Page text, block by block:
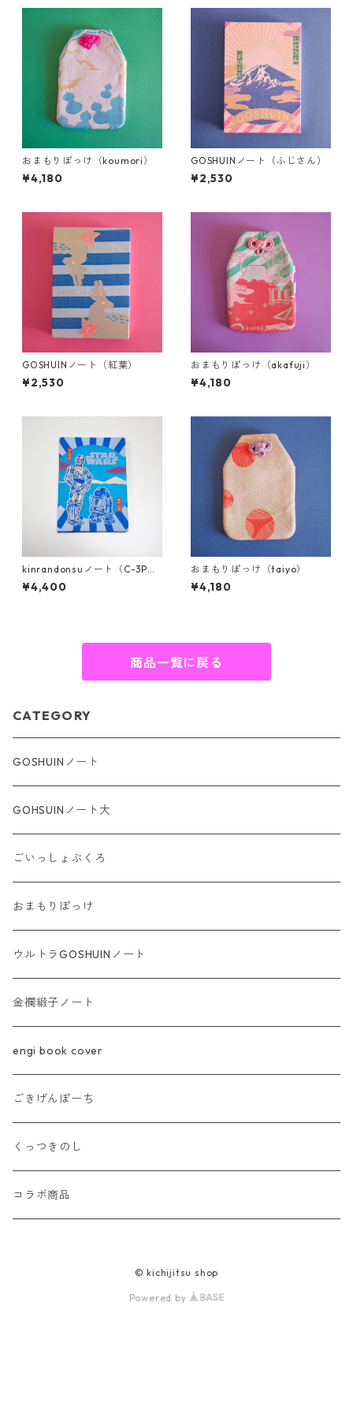
おまもりぽっけ（koumori）
¥4,180
GOSHUINノート（ふじさん）
¥2,530
GOSHUINノート（紅葉）
¥2,530
おまもりぽっけ（akafuji）
¥4,180
kinrandonsuノート（C-3P
O、R2-D2）
¥4,400
おまもりぽっけ（taiyo）
¥4,180
商品一覧に戻る
CATEGORY
GOSHUINノート
GOHSUINノート大
ごいっしょぶくろ
おまもりぽっけ
ウルトラGOSHUINノート
金襴緞子ノート
engi book cover
ごきげんぽーち
くっつきのし
コラボ商品
© kichijitsu shop
Powered by